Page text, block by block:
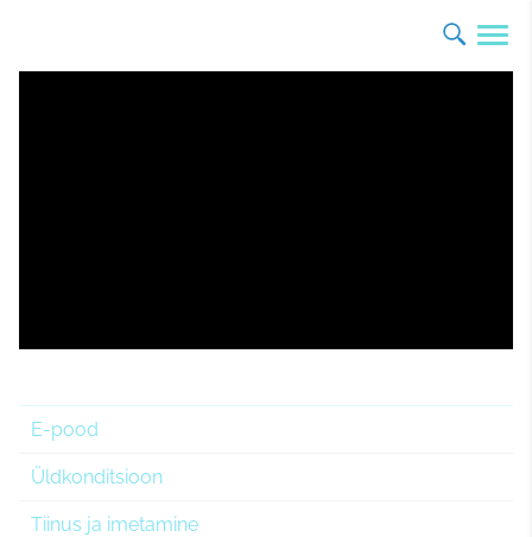
E-pood
Üldkonditsioon
Tiinus ja imetamine